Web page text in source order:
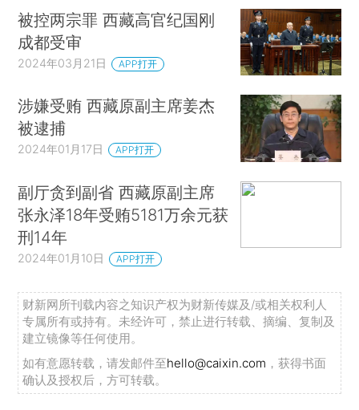
被控两宗罪 西藏高官纪国刚
成都受审
2024年03月21日 APP打开
涉嫌受贿 西藏原副主席姜杰
被逮捕
2024年01月17日 APP打开
副厅贪到副省 西藏原副主席
张永泽18年受贿5181万余元获
刑14年
2024年01月10日 APP打开
财新网所刊载内容之知识产权为财新传媒及/或相关权利人
专属所有或持有。未经许可，禁止进行转载、摘编、复制及
建立镜像等任何使用。
如有意愿转载，请发邮件至hello@caixin.com ，获得书面
确认及授权后，方可转载。